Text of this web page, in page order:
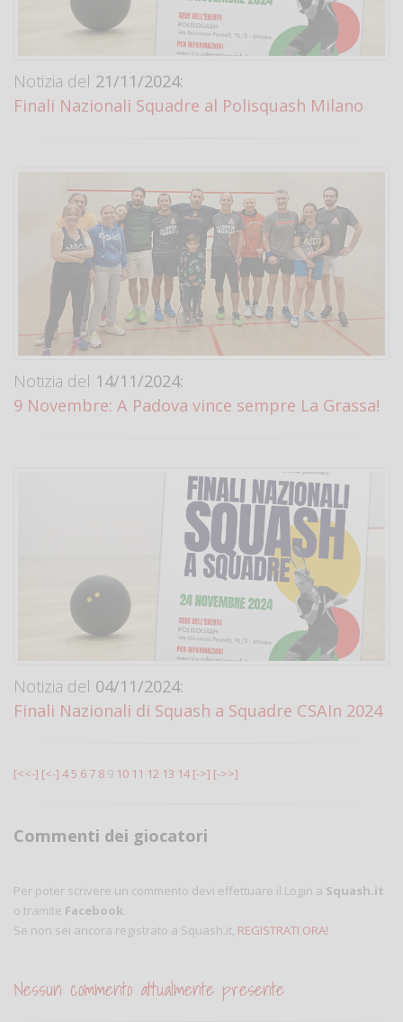
Notizia del 21/11/2024:
Finali Nazionali Squadre al Polisquash Milano
Notizia del 14/11/2024:
9 Novembre: A Padova vince sempre La Grassa!
Notizia del 04/11/2024:
Finali Nazionali di Squash a Squadre CSAIn 2024
[<<-] [<-] 45 6 7 8 9 10 11 12 13 14 [->] [->>]
Commenti dei giocatori
Per poter scrivere un commento devi effettuare il Login a Squash.it
o tramite Facebook.
Se non sei ancora registrato a Squash.it, REGISTRATI ORA!
Nessun commento attualmente presente